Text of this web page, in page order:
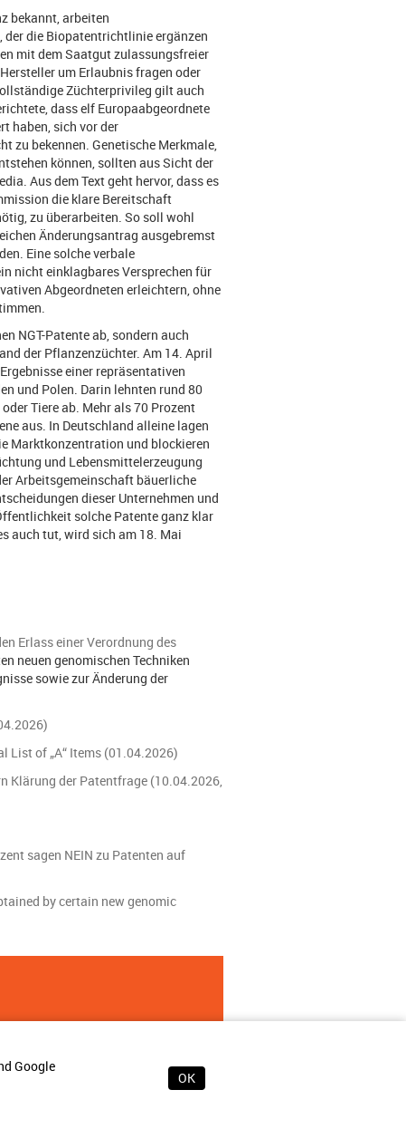
Google
OK
bekannt, arbeiten
die Biopatentrichtlinie ergänzen
mit dem Saatgut zulassungsfreier
um Erlaubnis fragen oder
Züchterprivileg gilt auch
dass elf Europaabgeordnete
haben, sich vor der
zu bekennen. Genetische Merkmale,
können, sollten aus Sicht der
Aus dem Text geht hervor, dass es
die klare Bereitschaft
zu überarbeiten. So soll wohl
Änderungsantrag ausgebremst
Eine solche verbale
nicht einklagbares Versprechen für
Abgeordneten erleichtern, ohne
NGT-Patente ab, sondern auch
der Pflanzenzüchter. Am 14. April
einer repräsentativen
und Polen. Darin lehnten rund 80
Tiere ab. Mehr als 70 Prozent
aus. In Deutschland alleine lagen
Marktkonzentration und blockieren
und Lebensmittelerzeugung
Arbeitsgemeinschaft bäuerliche
dieser Unternehmen und
solche Patente ganz klar
auch tut, wird sich am 18. Mai
Erlass einer Verordnung des
neuen genomischen Techniken
sowie zur Änderung der
List of „A“ Items (01.04.2026)
Klärung der Patentfrage (10.04.2026,
sagen NEIN zu Patenten auf
by certain new genomic